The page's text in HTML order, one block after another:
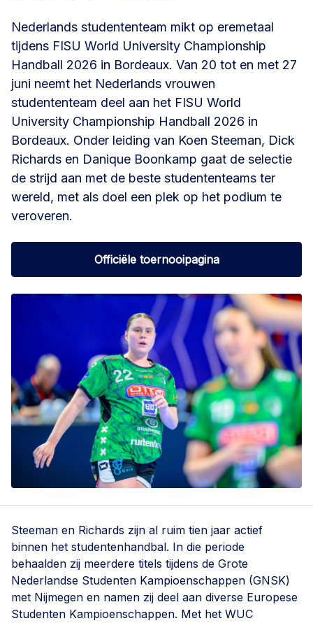
Nederlands studententeam mikt op eremetaal
tijdens FISU World University Championship
Handball 2026 in Bordeaux. Van 20 tot en met 27
juni neemt het Nederlands vrouwen
studententeam deel aan het FISU World
University Championship Handball 2026 in
Bordeaux. Onder leiding van Koen Steeman, Dick
Richards en Danique Boonkamp gaat de selectie
de strijd aan met de beste studententeams ter
wereld, met als doel een plek op het podium te
veroveren.
Officiële toernooipagina
Steeman en Richards zijn al ruim tien jaar actief
binnen het studentenhandbal. In die periode
behaalden zij meerdere titels tijdens de Grote
Nederlandse Studenten Kampioenschappen (GNSK)
met Nijmegen en namen zij deel aan diverse Europese
Studenten Kampioenschappen. Met het WUC